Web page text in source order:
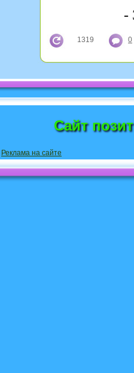
-
1319 0
Сайт
Реклама на сайте